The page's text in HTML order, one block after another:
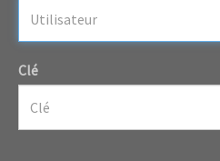
Clé